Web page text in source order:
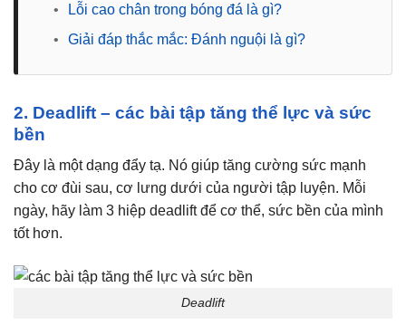
•
Lỗi cao chân trong bóng đá là gì?
•
Giải đáp thắc mắc: Đánh nguội là gì?
2. Deadlift – các bài tập tăng thể lực và sức
bền
Đây là một dạng đẩy tạ. Nó giúp tăng cường sức mạnh
cho cơ đùi sau, cơ lưng dưới của người tập luyện. Mỗi
ngày, hãy làm 3 hiệp deadlift để cơ thể, sức bền của mình
tốt hơn.
Deadlift